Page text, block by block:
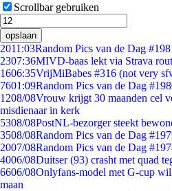
Scrollbar gebruiken
opslaan
2011:03Random Pics van de Dag
2307:36MIVD-baas lekt via Strava
1606:35VrijMiBabes #316 (not very
7601:09Random Pics van de Dag
1208/08Vrouw krijgt 30 maanden cel
misdienaar in kerk
5308/08PostNL-bezorger steekt
3508/08Random Pics van de Dag
2007/08Random Pics van de Dag
4006/08Duitser (93) crasht met quad
6606/08Onlyfans-model met G-cup
maan